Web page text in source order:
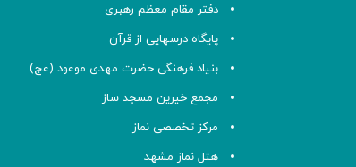
دفتر مقام معظم رهبری
پایگاه درسهایی از قرآن
بنیاد فرهنگی حضرت مهدی موعود (عج)
مجمع خیرین مسجد ساز
مرکز تخصصی نماز
هتل نماز مشهد